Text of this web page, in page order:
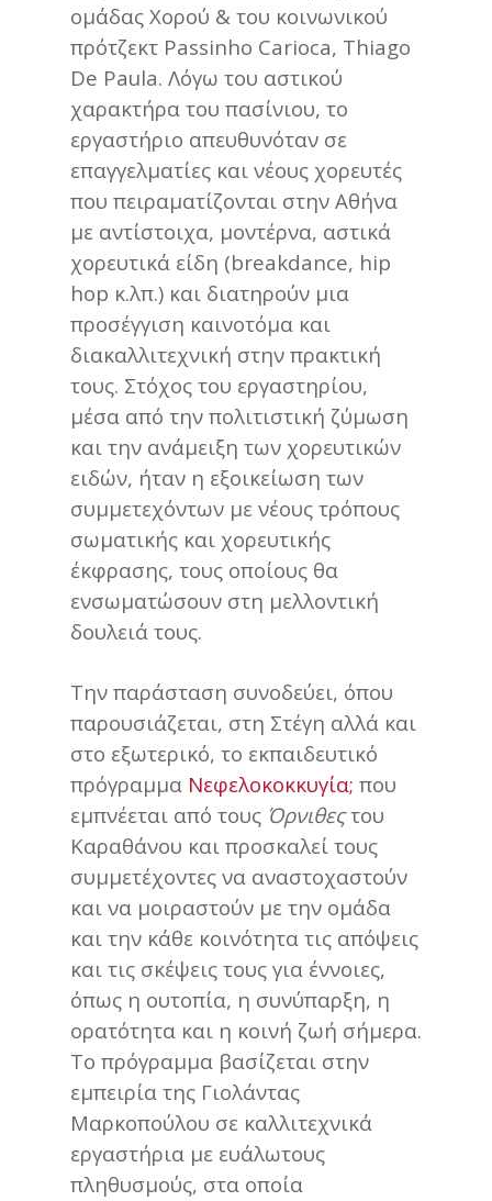
ομάδας Χορού & του κοινωνικού
πρότζεκτ Passinho Carioca, Thiago
De Paula. Λόγω του αστικού
χαρακτήρα του πασίνιου, το
εργαστήριο απευθυνόταν σε
επαγγελματίες και νέους χορευτές
που πειραματίζονται στην Αθήνα
με αντίστοιχα, μοντέρνα, αστικά
χορευτικά είδη (breakdance, hip
hop κ.λπ.) και διατηρούν μια
προσέγγιση καινοτόμα και
διακαλλιτεχνική στην πρακτική
τους. Στόχος του εργαστηρίου,
μέσα από την πολιτιστική ζύμωση
και την ανάμειξη των χορευτικών
ειδών, ήταν η εξοικείωση των
συμμετεχόντων με νέους τρόπους
σωματικής και χορευτικής
έκφρασης, τους οποίους θα
ενσωματώσουν στη μελλοντική
δουλειά τους.
Την παράσταση συνοδεύει, όπου
παρουσιάζεται, στη Στέγη αλλά και
στο εξωτερικό, το εκπαιδευτικό
πρόγραμμα Νεφελοκοκκυγία; που
εμπνέεται από τους Όρνιθεςτου
Καραθάνου και προσκαλεί τους
συμμετέχοντες να αναστοχαστούν
και να μοιραστούν με την ομάδα
και την κάθε κοινότητα τις απόψεις
και τις σκέψεις τους για έννοιες,
όπως η ουτοπία, η συνύπαρξη, η
ορατότητα και η κοινή ζωή σήμερα.
Το πρόγραμμα βασίζεται στην
εμπειρία της Γιολάντας
Μαρκοπούλου σε καλλιτεχνικά
εργαστήρια με ευάλωτους
πληθυσμούς, στα οποία